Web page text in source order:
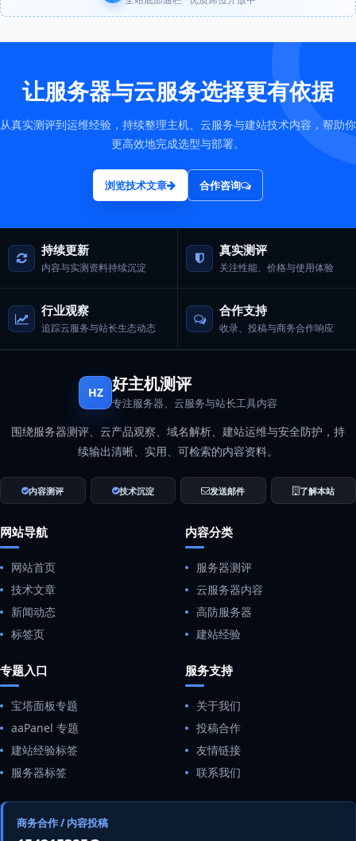
让服务器与云服务选择更有依据
从真实测评到运维经验，持续整理主机、云服务与建站技术内容，帮助你
更高效地完成选型与部署。
浏览技术文章 合作咨询
持续更新
内容与实测资料持续沉淀
真实测评
关注性能、价格与使用体验
行业观察
追踪云服务与站长生态动态
合作支持
收录、投稿与商务合作响应
HZ 好主机测评
专注服务器、云服务与站长工具内容
围绕服务器测评、云产品观察、域名解析、建站运维与安全防护，持
续输出清晰、实用、可检索的内容资料。
内容测评 技术沉淀 发送邮件 了解本站
网站导航
网站首页
技术文章
新闻动态
标签页
内容分类
服务器测评
云服务器内容
高防服务器
建站经验
专题入口
宝塔面板专题
aaPanel 专题
建站经验标签
服务器标签
服务支持
关于我们
投稿合作
友情链接
联系我们
商务合作 / 内容投稿